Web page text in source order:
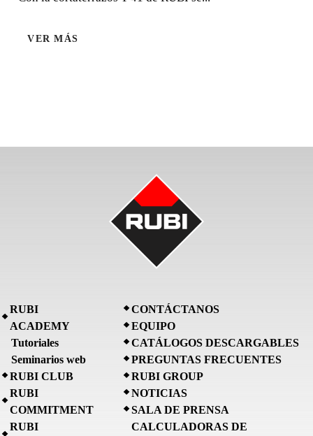
VER MÁS
RUBI
ACADEMY
Tutoriales
Seminarios web
RUBI CLUB
RUBI
COMMITMENT
RUBI
CONTÁCTANOS
EQUIPO
CATÁLOGOS DESCARGABLES
PREGUNTAS FRECUENTES
RUBI GROUP
NOTICIAS
SALA DE PRENSA
CALCULADORAS DE